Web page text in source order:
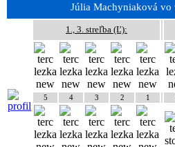
Júlia Machyniaková
1., 3. streľba (Ľ):
5 4 3 2 1